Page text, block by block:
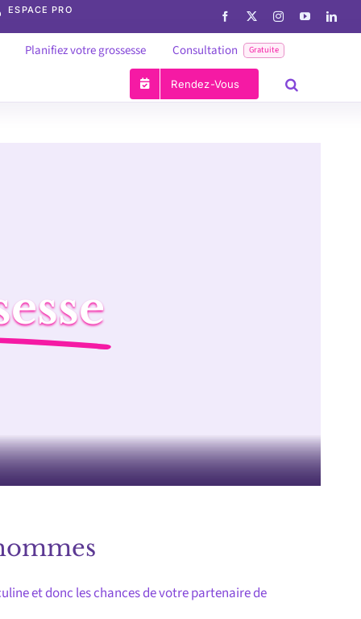
ESPACE PRO
Planifiez votre grossesse Consultation Gratuite
Rendez-Vous
et donc les chances de votre partenaire de